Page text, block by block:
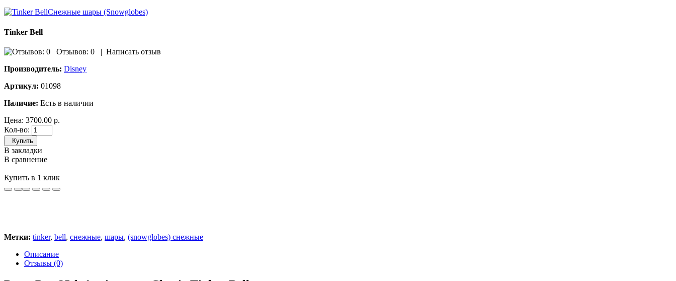
Tinker Bell
Отзывов: 0 | Написать отзыв
Производитель: Disney
Артикул: 01098
Наличие: Есть в наличии
Цена: 3700.00 р.
Кол-во:
Купить
В закладки
В сравнение
Купить в 1 клик
Метки: tinker, bell, снежные, шары, (snowglobes) снежные
Описание
Отзывы (0)